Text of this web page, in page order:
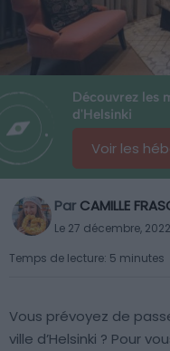
Découvrez les
d'Helsinki
Voir les
Par CAMILLE
Le 27 décembre,
Temps de lecture: 5 minutes
Vous prévoyez de
ville d’Helsinki ? Pour